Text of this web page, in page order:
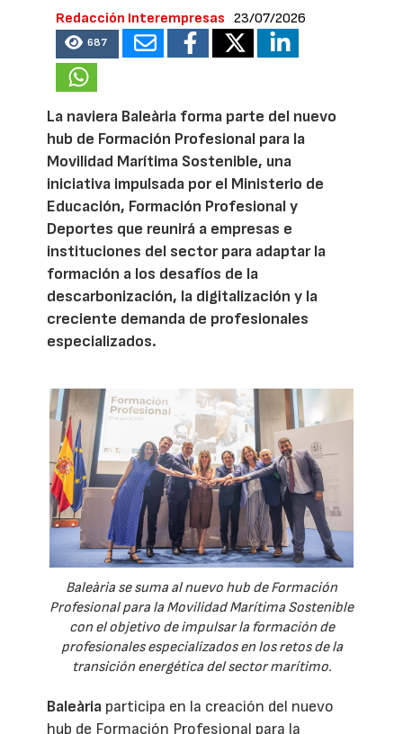
Redacción Interempresas 23/07/2026
687
La naviera Baleària forma parte del nuevo
hub de Formación Profesional para la
Movilidad Marítima Sostenible, una
iniciativa impulsada por el Ministerio de
Educación, Formación Profesional y
Deportes que reunirá a empresas e
instituciones del sector para adaptar la
formación a los desafíos de la
descarbonización, la digitalización y la
creciente demanda de profesionales
especializados.
Baleària se suma al nuevo hub de Formación
Profesional para la Movilidad Marítima Sostenible
con el objetivo de impulsar la formación de
profesionales especializados en los retos de la
transición energética del sector marítimo.
Baleària participa en la creación del nuevo
hub de Formación Profesional para la